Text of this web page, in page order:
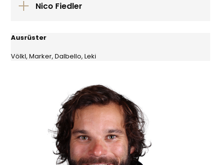
Nico Fiedler
Ausrüster
Völkl, Marker, Dalbello, Leki